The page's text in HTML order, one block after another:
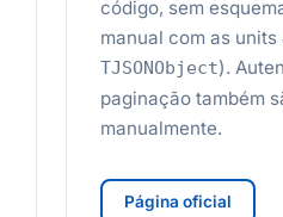
código, sem
manual com as units
TJSONObject).
paginação também
manualmente.
Página oficial